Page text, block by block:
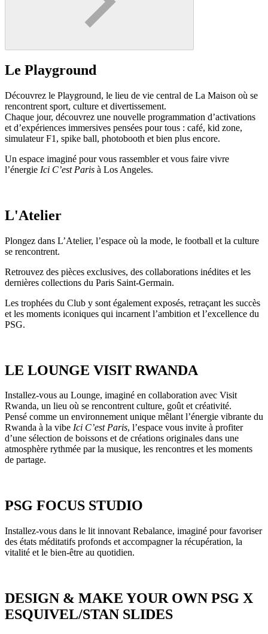
Le Playground
Découvrez le Playground, le lieu de vie central de La Maison où se
rencontrent sport, culture et divertissement.
Chaque jour, découvrez une nouvelle programmation d’activations
et d’expériences immersives pensées pour tous : café, kid zone,
simulateur F1, spike ball, photobooth et bien plus encore.
Un espace imaginé pour vous rassembler et vous faire vivre
l’énergie Ici C’est Paris à Los Angeles.
L'Atelier
Plongez dans L’Atelier, l’espace où la mode, le football et la culture
se rencontrent.
Retrouvez des pièces exclusives, des collaborations inédites et les
dernières collections du Paris Saint-Germain.
Les trophées du Club y sont également exposés, retraçant les succès
et les moments iconiques qui incarnent l’ambition et l’excellence du
PSG.
LE LOUNGE VISIT RWANDA
Installez-vous au Lounge, imaginé en collaboration avec Visit
Rwanda, un lieu où se rencontrent culture, goût et créativité.
Pensé comme un environnement unique mêlant l’énergie vibrante du
Rwanda à la vibe Ici C’est Paris, l’espace vous invite à profiter
d’une sélection de boissons et de créations originales dans une
atmosphère rythmée par la musique, les rencontres et les moments
de partage.
PSG FOCUS STUDIO
Installez-vous dans le lit innovant Rebalance, imaginé pour favoriser
des états méditatifs profonds et accompagner la récupération, la
vitalité et le bien-être au quotidien.
DESIGN & MAKE YOUR OWN PSG X
ESQUIVEL/STAN SLIDES